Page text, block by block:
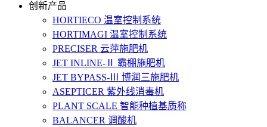
创新产品
HORTIECO 温室控制系统
HORTIMAGI 温室控制系统
PRECISER 云萍施肥机
JET INLINE-Ⅱ 霸棚施肥机
JET BYPASS-Ⅲ 博润三施肥机
ASEPTICER 紫外线消毒机
PLANT SCALE 智能种植基质称
BALANCER 调酸机